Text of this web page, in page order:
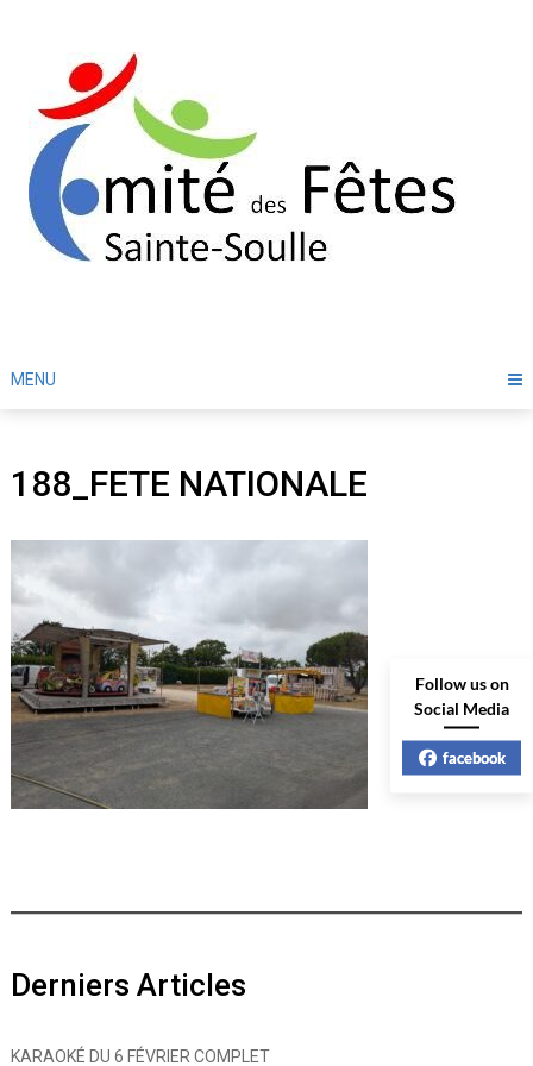
MENU
188_FETE NATIONALE
Derniers Articles
KARAOKÉ DU 6 FÉVRIER COMPLET
Follow us on
Social Media
facebook